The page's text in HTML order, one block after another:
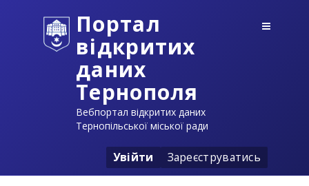
Портал
відкритих
даних
Тернополя
Вебпортал відкритих даних
Тернопільської міської ради
Увійти Зареєструватись